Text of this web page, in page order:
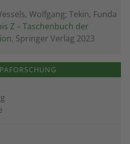
Wolfgang; Tekin, Funda
Z – Taschenbuch der
, Springer Verlag 2023